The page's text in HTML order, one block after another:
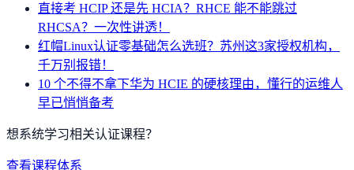
直接考 HCIP 还是先 HCIA？RHCE 能不能跳过
RHCSA？一次性讲透！
红帽Linux认证零基础怎么选班？苏州这3家授权机构，
千万别报错！
10 个不得不拿下华为 HCIE 的硬核理由，懂行的运维人
早已悄悄备考
想系统学习相关认证课程？
查看课程体系